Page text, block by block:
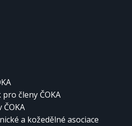
členy ČOKA
a kožedělné asociace